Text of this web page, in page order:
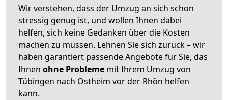
Wir verstehen, dass der Umzug an sich schon
stressig genug ist, und wollen Ihnen dabei
helfen, sich keine Gedanken über die Kosten
machen zu müssen. Lehnen Sie sich zurück – wir
haben garantiert passende Angebote für Sie, das
Ihnen ohne Probleme mit Ihrem Umzug von
Tübingen nach Ostheim vor der Rhön helfen
kann.